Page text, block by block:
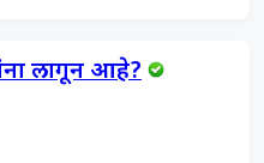
लागून आहे?